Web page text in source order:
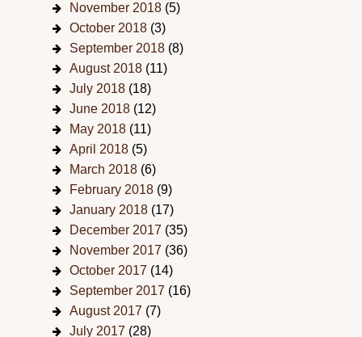
November 2018 (5)
October 2018 (3)
September 2018 (8)
August 2018 (11)
July 2018 (18)
June 2018 (12)
May 2018 (11)
April 2018 (5)
March 2018 (6)
February 2018 (9)
January 2018 (17)
December 2017 (35)
November 2017 (36)
October 2017 (14)
September 2017 (16)
August 2017 (7)
July 2017 (28)